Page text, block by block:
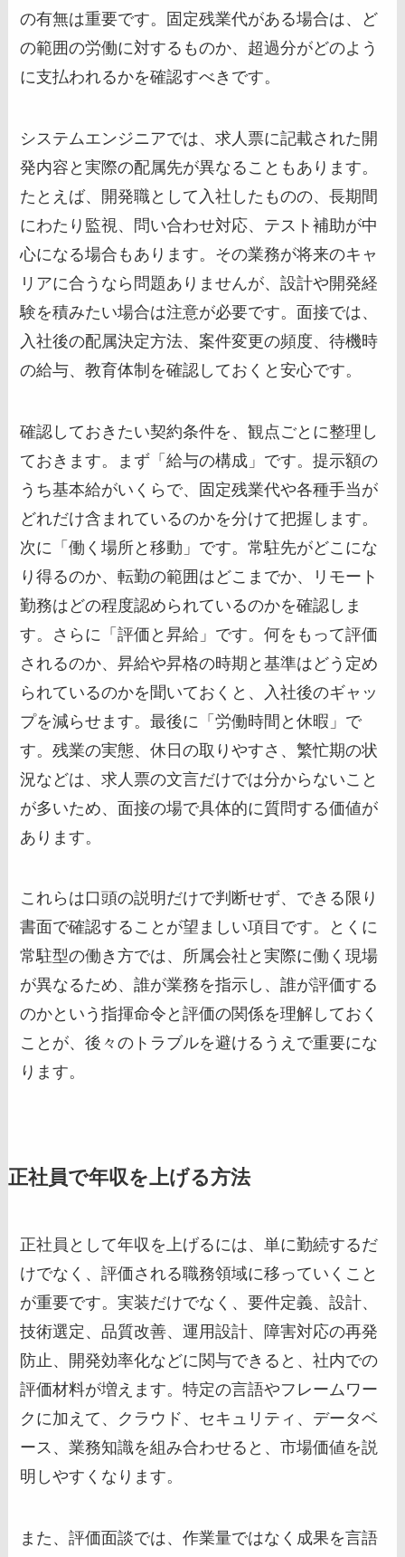
の有無は重要です。固定残業代がある場合は、ど
の範囲の労働に対するものか、超過分がどのよう
に支払われるかを確認すべきです。
システムエンジニアでは、求人票に記載された開
発内容と実際の配属先が異なることもあります。
たとえば、開発職として入社したものの、長期間
にわたり監視、問い合わせ対応、テスト補助が中
心になる場合もあります。その業務が将来のキャ
リアに合うなら問題ありませんが、設計や開発経
験を積みたい場合は注意が必要です。面接では、
入社後の配属決定方法、案件変更の頻度、待機時
の給与、教育体制を確認しておくと安心です。
確認しておきたい契約条件を、観点ごとに整理し
ておきます。まず「給与の構成」です。提示額の
うち基本給がいくらで、固定残業代や各種手当が
どれだけ含まれているのかを分けて把握します。
次に「働く場所と移動」です。常駐先がどこにな
り得るのか、転勤の範囲はどこまでか、リモート
勤務はどの程度認められているのかを確認しま
す。さらに「評価と昇給」です。何をもって評価
されるのか、昇給や昇格の時期と基準はどう定め
られているのかを聞いておくと、入社後のギャッ
プを減らせます。最後に「労働時間と休暇」で
す。残業の実態、休日の取りやすさ、繁忙期の状
況などは、求人票の文言だけでは分からないこと
が多いため、面接の場で具体的に質問する価値が
あります。
これらは口頭の説明だけで判断せず、できる限り
書面で確認することが望ましい項目です。とくに
常駐型の働き方では、所属会社と実際に働く現場
が異なるため、誰が業務を指示し、誰が評価する
のかという指揮命令と評価の関係を理解しておく
ことが、後々のトラブルを避けるうえで重要にな
ります。
正社員で年収を上げる方法
正社員として年収を上げるには、単に勤続するだ
けでなく、評価される職務領域に移っていくこと
が重要です。実装だけでなく、要件定義、設計、
技術選定、品質改善、運用設計、障害対応の再発
防止、開発効率化などに関与できると、社内での
評価材料が増えます。特定の言語やフレームワー
クに加えて、クラウド、セキュリティ、データベ
ース、業務知識を組み合わせると、市場価値を説
明しやすくなります。
また、評価面談では、作業量ではなく成果を言語